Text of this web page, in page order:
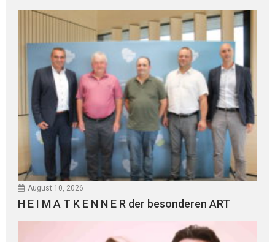
August 10, 2026
H E I M A T K E N N E R der besonderen ART